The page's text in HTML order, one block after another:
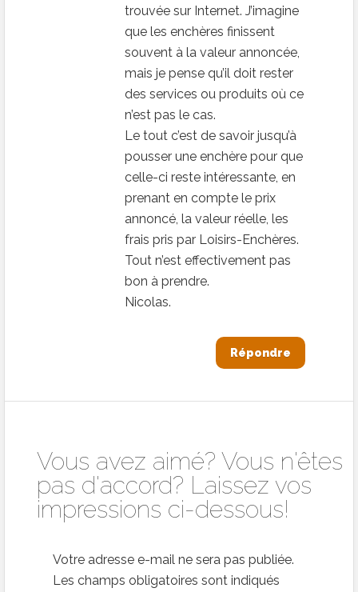
trouvée sur Internet. J’imagine
que les enchères finissent
souvent à la valeur annoncée,
mais je pense qu’il doit rester
des services ou produits où ce
n’est pas le cas.
Le tout c’est de savoir jusqu’à
pousser une enchère pour que
celle-ci reste intéressante, en
prenant en compte le prix
annoncé, la valeur réelle, les
frais pris par Loisirs-Enchères.
Tout n’est effectivement pas
bon à prendre.
Nicolas.
Répondre
Vous avez aimé? Vous n'êtes
pas d'accord? Laissez vos
impressions ci-dessous!
Votre adresse e-mail ne sera pas publiée.
Les champs obligatoires sont indiqués